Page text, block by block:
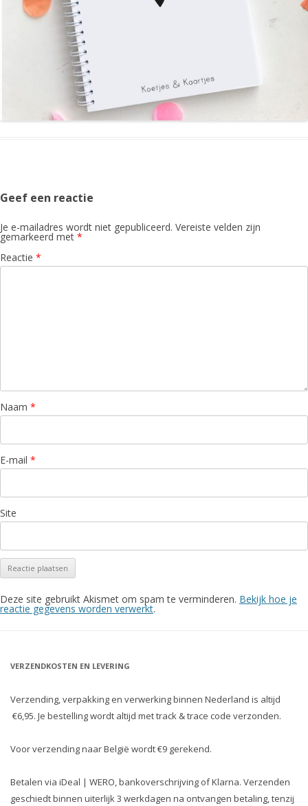
Geef een reactie
Je e-mailadres wordt niet gepubliceerd. Vereiste velden zijn
gemarkeerd met *
Reactie *
Naam *
E-mail *
Site
Deze site gebruikt Akismet om spam te verminderen. Bekijk hoe je
reactie gegevens worden verwerkt.
VERZENDKOSTEN EN LEVERING
Verzending, verpakking en verwerking binnen Nederland is altijd
€6,95. Je bestelling wordt altijd met track & trace code verzonden.
Voor verzending naar België wordt €9 gerekend.
Betalen via iDeal | WERO, bankoverschrijving of Klarna. Verzenden
geschiedt binnen uiterlijk 3 werkdagen na ontvangen betaling, tenzij